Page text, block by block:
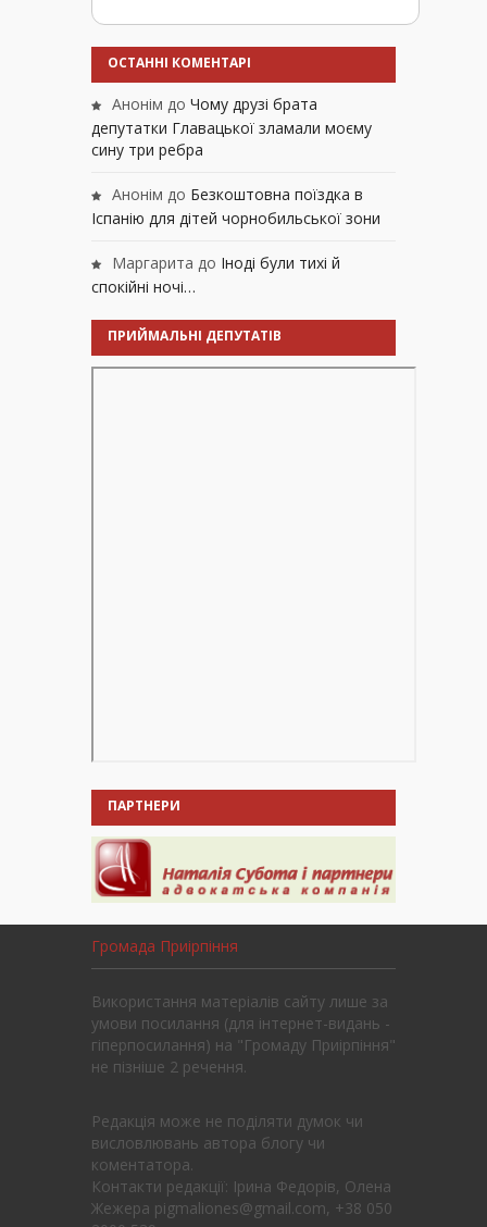
ОСТАННІ КОМЕНТАРІ
Анонім до Чому друзі брата
депутатки Главацької зламали моєму
сину три ребра
Анонім до Безкоштовна поїздка в
Іспанію для дітей чорнобильської зони
Маргарита до Іноді були тихі й
спокійні ночі…
ПРИЙМАЛЬНІ ДЕПУТАТІВ
ПАРТНЕРИ
Громада Приірпіння
Використання матеріалів сайту лише за
умови посилання (для інтернет-видань -
гіперпосилання) на "Громаду Приірпіння"
не пізніше 2 речення.
Редакція може не поділяти думок чи
висловлювань автора блогу чи
коментатора.
Контакти редакції: Ірина Федорів, Олена
Жежера pigmaliones@gmail.com, +38 050